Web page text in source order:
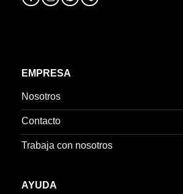
EMPRESA
Nosotros
Contacto
Trabaja con nosotros
AYUDA